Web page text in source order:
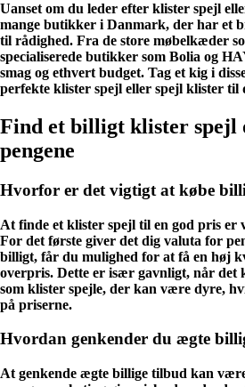
Uanset om du leder efter klister spejl
mange butikker i Danmark, der har et
til rådighed. Fra de store møbelkæder
specialiserede butikker som Bolia og
smag og ethvert budget. Tag et kig i
perfekte klister spejl eller spejl klister
Find et billigt klister spejl
pengene
Hvorfor er det vigtigt at købe
At finde et klister spejl til en god pris er
For det første giver det dig valuta for
billigt, får du mulighed for at få en høj
overpris. Dette er især gavnligt, når
som klister spejle, der kan være dyre,
på priserne.
Hvordan genkender du ægte
At genkende ægte billige tilbud kan